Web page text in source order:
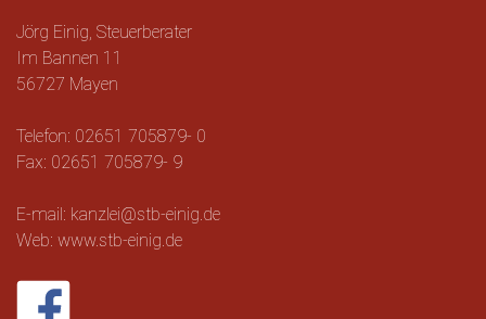
Jörg Einig, Steuerberater
Im Bannen 11
56727 Mayen
Telefon: 02651 705879- 0
Fax: 02651 705879- 9
E-mail: kanzlei@stb-einig.de
Web: www.stb-einig.de